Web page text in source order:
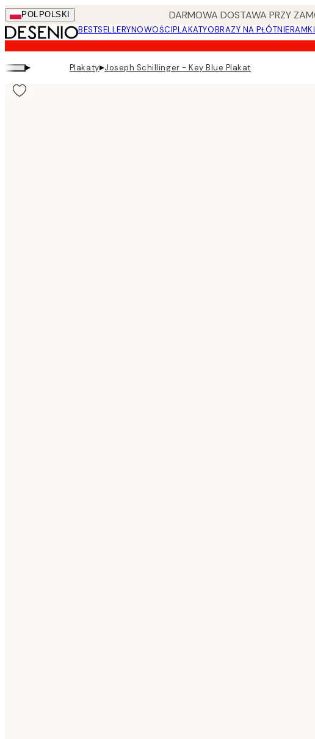
Skip
to
main
content.
POL POLSKI DARMOWA DOSTAWA PRZY
BESTSELLERYNOWOŚCIPLAKATYOBRAZY NA PŁÓTNIE
▸ Plakaty▸Joseph Schillinger - Key Blue Plakat